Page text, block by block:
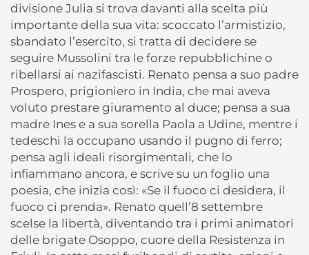
divisione Julia si trova davanti alla scelta più
importante della sua vita: scoccato l’armistizio,
sbandato l’esercito, si tratta di decidere se
seguire Mussolini tra le forze repubblichine o
ribellarsi ai nazifascisti. Renato pensa a suo padre
Prospero, prigioniero in India, che mai aveva
voluto prestare giuramento al duce; pensa a sua
madre Ines e a sua sorella Paola a Udine, mentre i
tedeschi la occupano usando il pugno di ferro;
pensa agli ideali risorgimentali, che lo
infiammano ancora, e scrive su un foglio una
poesia, che inizia così: «Se il fuoco ci desidera, il
fuoco ci prenda». Renato quell’8 settembre
scelse la libertà, diventando tra i primi animatori
delle brigate Osoppo, cuore della Resistenza in